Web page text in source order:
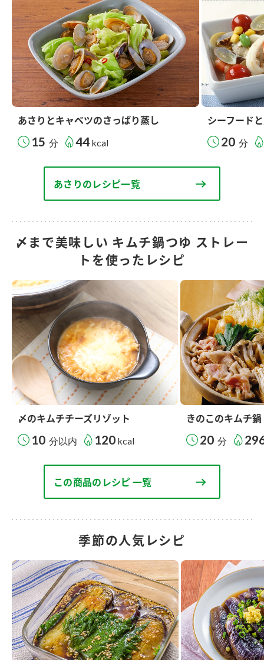
あさりとキャベツのさっぱり蒸し
15 分 44 kcal
シーフード
20 分
あさりのレシピ一覧
〆まで美味しい キムチ鍋つゆ ストレー
トを使ったレシピ
〆のキムチチーズリゾット
10 分以内 120 kcal
きのこのキムチ鍋
20 分
この商品のレシピ 一覧
季節の人気レシピ